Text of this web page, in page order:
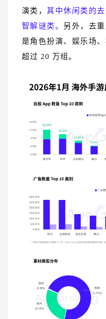
演类，其中休闲类的
智解谜类。 另外，去
是角色扮演、娱乐场
超过 20 万组。